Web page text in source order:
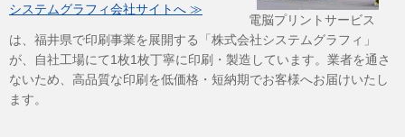
システムグラフィ会社サイトへ ≫
電脳プリントサービス
は、福井県で印刷事業を展開する「株式会社システムグラフィ」
が、自社工場にて1枚1枚丁寧に印刷・製造しています。業者を通さ
ないため、高品質な印刷を低価格・短納期でお客様へお届けいたし
ます。